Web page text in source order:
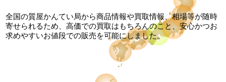
全国の質屋かんてい局から商品情報や買取情報、相場等が随時
寄せられるため、高価での買取はもちろんのこと、安心かつお
求めやすいお値段での販売を可能にしました。